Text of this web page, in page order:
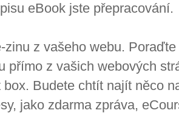
eBook jste přepracování.
zinu z vašeho webu.
přímo z vašich webových
box. Budete chtít najít něco
jako zdarma zpráva,